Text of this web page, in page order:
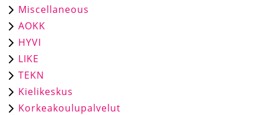
Miscellaneous
AOKK
HYVI
LIKE
TEKN
Kielikeskus
Korkeakoulupalvelut